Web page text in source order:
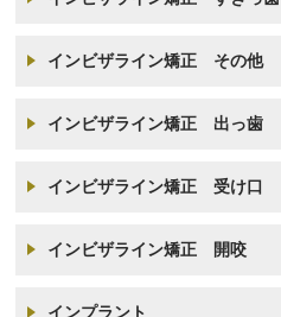
インビザライン矯正 その他
インビザライン矯正 出っ歯
インビザライン矯正 受け口
インビザライン矯正 開咬
インプラント